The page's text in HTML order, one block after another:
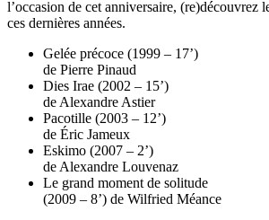
l’occasion de cet anniversaire, (re)découvrez
ces dernières années.
Gelée précoce (1999 – 17’)
de Pierre Pinaud
Dies Irae (2002 – 15’)
de Alexandre Astier
Pacotille (2003 – 12’)
de Éric Jameux
Eskimo (2007 – 2’)
de Alexandre Louvenaz
Le grand moment de solitude
(2009 – 8’) de Wilfried Méance